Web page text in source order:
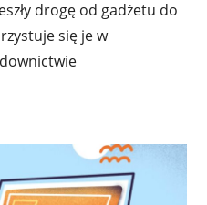
drogę od gadżetu do
się je w